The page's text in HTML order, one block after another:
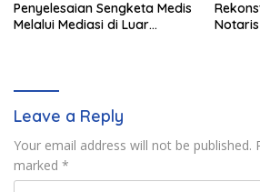
Penyelesaian Sengketa Medis
Melalui Mediasi di Luar
Notaris
Leave a Reply
Your email address will not be published.
marked *